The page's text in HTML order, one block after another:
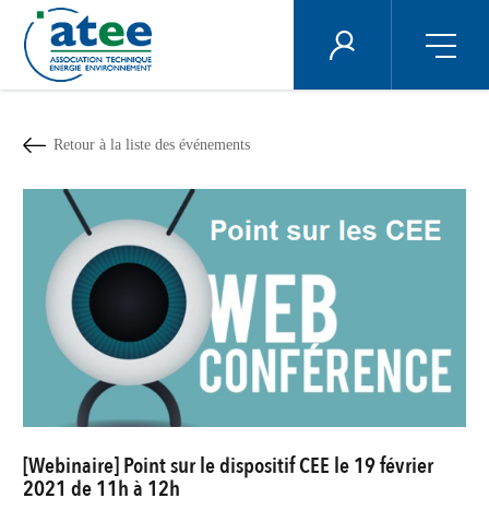
contenu
principal
ÉNERGIE PLUS
Retour à la liste des événements
[Webinaire] Point sur le dispositif CEE le 19 février
2021 de 11h à 12h
Panneau de gestion des cookies